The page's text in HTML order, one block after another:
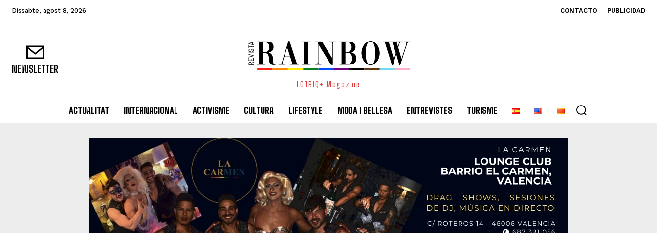
Dissabte, agost 8, 2026 CONTACTO PUBLICIDAD
NEWSLETTER
LGTBIQ+ Magazine
ACTUALITAT INTERNACIONAL ACTIVISME CULTURA LIFESTYLE MODA I BELLESA ENTREVISTES TURISME